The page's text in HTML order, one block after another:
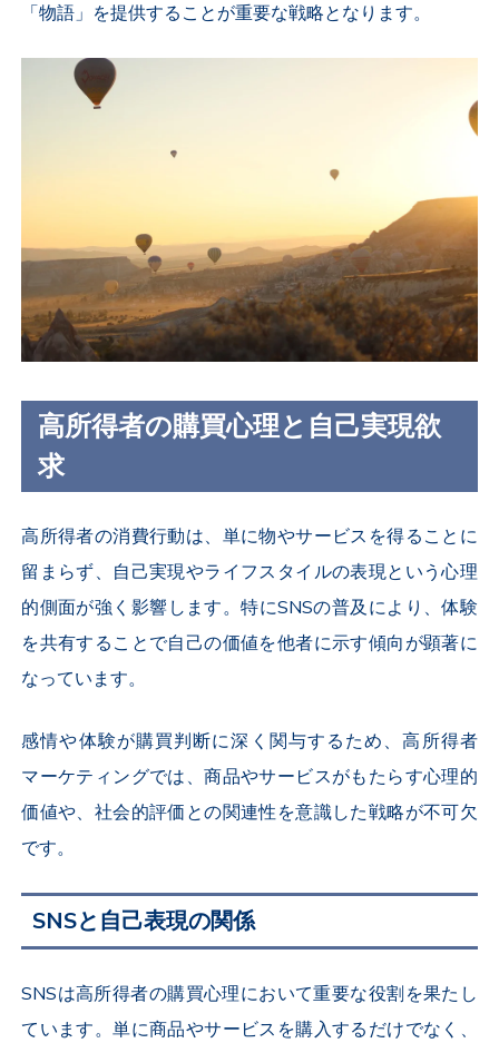
「物語」を提供することが重要な戦略となります。
高所得者の購買心理と自己実現欲
求
高所得者の消費行動は、単に物やサービスを得ることに
留まらず、自己実現やライフスタイルの表現という心理
的側面が強く影響します。特にSNSの普及により、体験
を共有することで自己の価値を他者に示す傾向が顕著に
なっています。
感情や体験が購買判断に深く関与するため、高所得者
マーケティングでは、商品やサービスがもたらす心理的
価値や、社会的評価との関連性を意識した戦略が不可欠
です。
SNSと自己表現の関係
SNSは高所得者の購買心理において重要な役割を果たし
ています。単に商品やサービスを購入するだけでなく、